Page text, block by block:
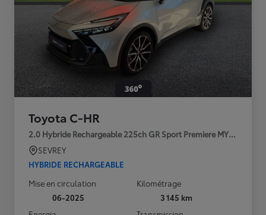
Toyota C-HR
2.0 Hybride Rechargeable 225ch GR Sport Premiere MY25
SEVREY
HYBRIDE RECHARGEABLE
Mise en circulation
06-2025
Kilométrage
3 145 km